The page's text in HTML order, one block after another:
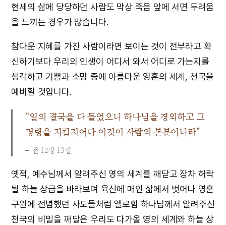
현세의 삶에 당당하던 사람도 막상 죽음 앞에 서면 두려움
을 느끼는 경우가 많습니다.
참다운 지혜를 가진 사람이라면 보이는 것이 전부라고 확
신하기보다 우리의 인생이 어디서 와서 어디로 가는지를
생각하고 기쁨과 소망 중에 아름다운 영혼의 세계, 천국을
예비할 것입니다.
“일의 결국을 다 들었으니 하나님을 경외하고 그
명령을 지킬지어다 이것이 사람의 본분이니라”
전 12장 13절
옛적, 예수님께서 알려주신 영의 세계를 깨닫고 장차 허락
될 하늘 상급을 바라보며 육신에 매인 삶에서 벗어나 영혼
구원에 전념했던 사도들처럼 엘로힘 하나님께서 알려주신
천국의 비밀을 깨달은 우리도 다가올 영의 세계와 하늘 상